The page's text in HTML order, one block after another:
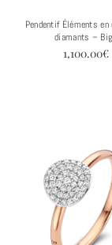
Pendentif Éléments
diamants –
1,100.00€